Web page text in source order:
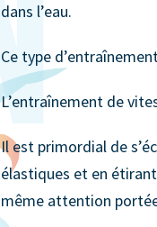
dans l’eau.
Ce type
L’entraînement de
Il est primordial de
élastiques et en étirant
même attention